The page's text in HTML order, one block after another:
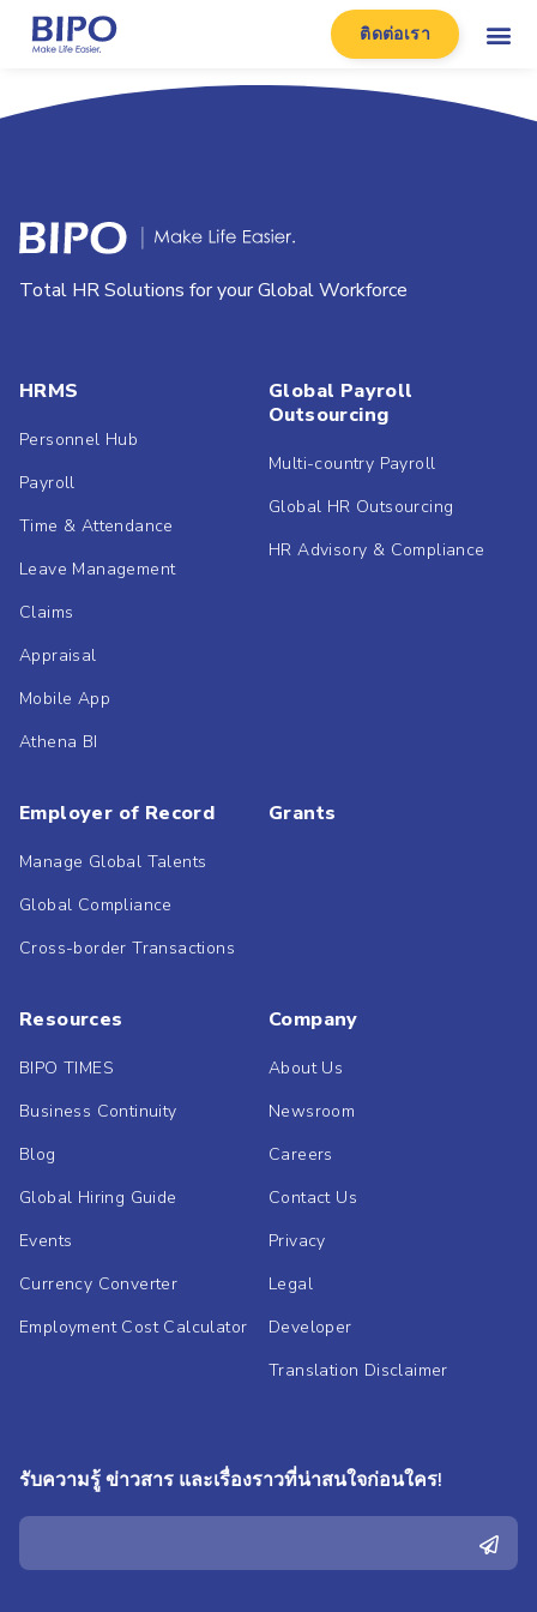
ติดต่อเรา
Total HR Solutions for your Global Workforce
HRMS
Personnel Hub
Payroll
Time & Attendance
Leave Management
Claims
Appraisal
Mobile App
Athena BI
Global Payroll
Outsourcing
Multi-country Payroll
Global HR Outsourcing
HR Advisory & Compliance
Employer of Record
Manage Global Talents
Global Compliance
Cross-border Transactions
Grants
Resources
BIPO TIMES
Business Continuity
Blog
Global Hiring Guide
Events
Currency Converter
Employment Cost Calculator
Company
About Us
Newsroom
Careers
Contact Us
Privacy
Legal
Developer
Translation Disclaimer
รับความรู้ ข่าวสาร และเรื่องราวที่น่าสนใจก่อนใคร!